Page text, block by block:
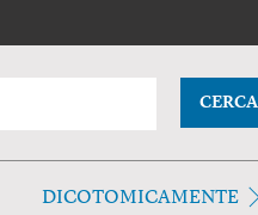
CERCA
DICOTOMICAMENTE